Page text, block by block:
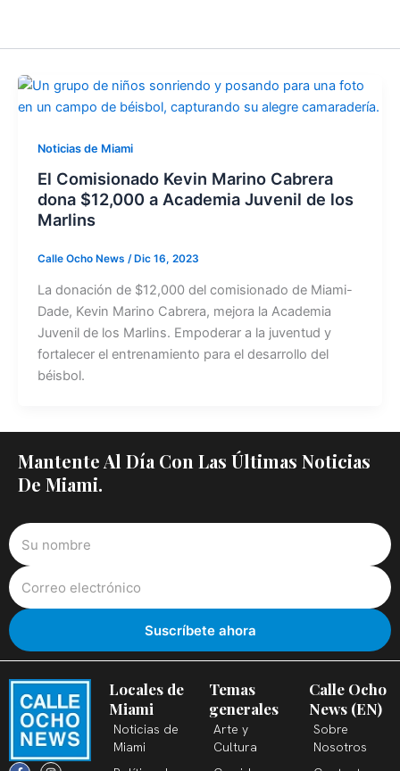
Noticias de Miami
El Comisionado Kevin Marino Cabrera
dona $12,000 a Academia Juvenil de los
Marlins
Calle Ocho News / Dic 16, 2023
La donación de $12,000 del comisionado de Miami-
Dade, Kevin Marino Cabrera, mejora la Academia
Juvenil de los Marlins. Empoderar a la juventud y
fortalecer el entrenamiento para el desarrollo del
béisbol.
Mantente Al Día Con Las Últimas Noticias
De Miami.
F
I
X
Y
T
L
Locales de
Miami
Noticias de
Miami
Temas
generales
Arte y
Cultura
Calle Ocho
News (EN)
Sobre
Nosotros